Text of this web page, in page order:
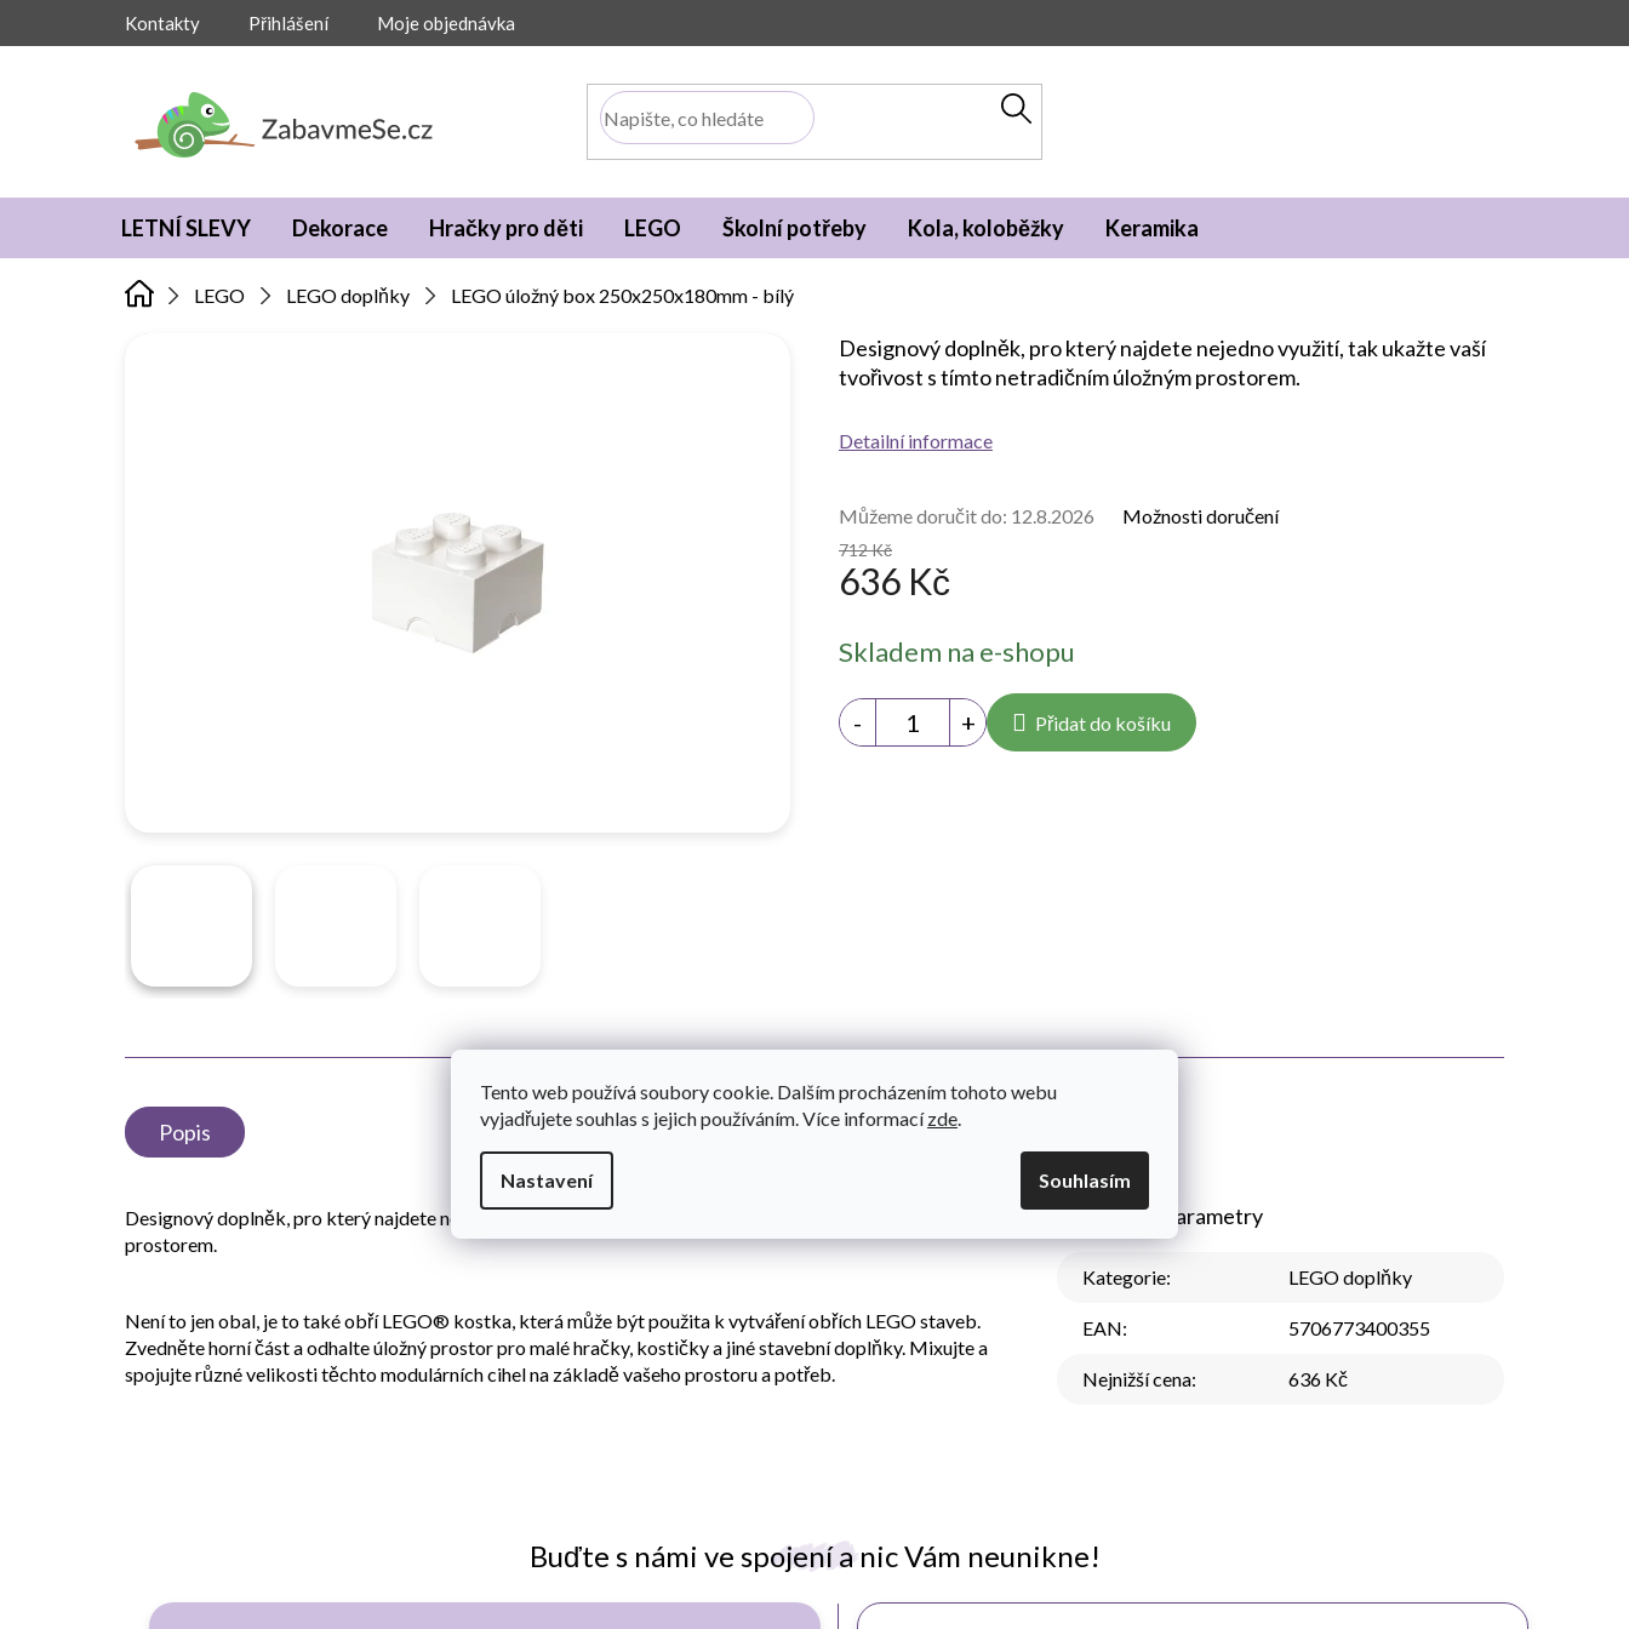
Tento web používá soubory cookie. Dalším procházením tohoto webu
vyjadřujete souhlas s jejich používáním. Více informacízde
Nastavení Souhlasím
Kontakty Přihlášení Moje objednávka
LETNÍ SLEVY Dekorace Hračky pro děti LEGO Školní potřeby Kola, koloběžky Keramika
LEGO LEGO doplňky LEGO úložný box 250x250x180mm - bílý
712 Kč
636 Kč
cena:
Skladem na e-shopu
Můžeme doručit do: 12.8.2026 Možnosti doručení
Přidat do košíku
Designový doplněk, pro který najdete nejedno využití, tak ukažte vaší
tvořivost s tímto netradičním úložným prostorem.
Detailní informace
Buďte s námi ve spojení a nic Vám neunikne!
Popis
Designový doplněk, pro který najdete nejedno využití, tak ukažte vaší tvořivost s tímto netradičním úložným
prostorem.
Není to jen obal, je to také obří LEGO® kostka, která může být použita k vytváření obřích LEGO staveb.
Zvedněte horní část a odhalte úložný prostor pro malé hračky, kostičky a jiné stavební doplňky. Mixujte a
spojujte různé velikosti těchto modulárních cihel na základě vašeho prostoru a potřeb.
Doplňkové parametry
Kategorie: LEGO doplňky
EAN: 5706773400355
Nejnižší cena: 636 Kč